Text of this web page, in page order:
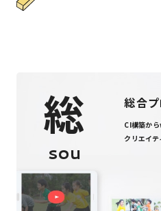
総
sou
総合プ
CI構築か
クリエイテ